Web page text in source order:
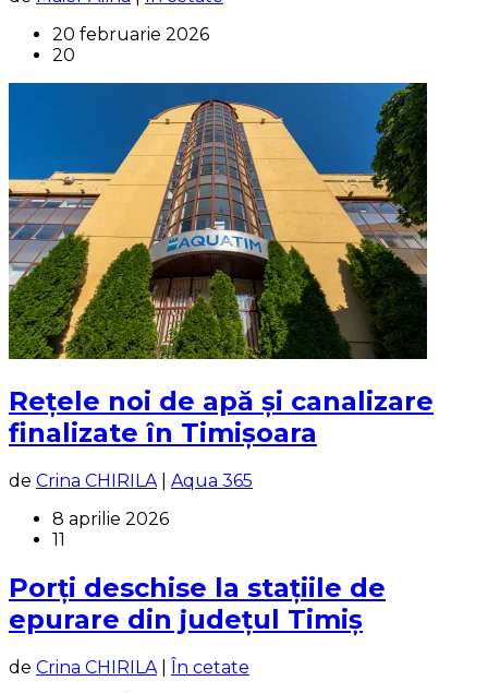
20 februarie 2026
20
Rețele noi de apă și canalizare
finalizate în Timișoara
de Crina CHIRILA| Aqua 365
8 aprilie 2026
11
Porți deschise la stațiile de
epurare din județul Timiș
de Crina CHIRILA| În cetate